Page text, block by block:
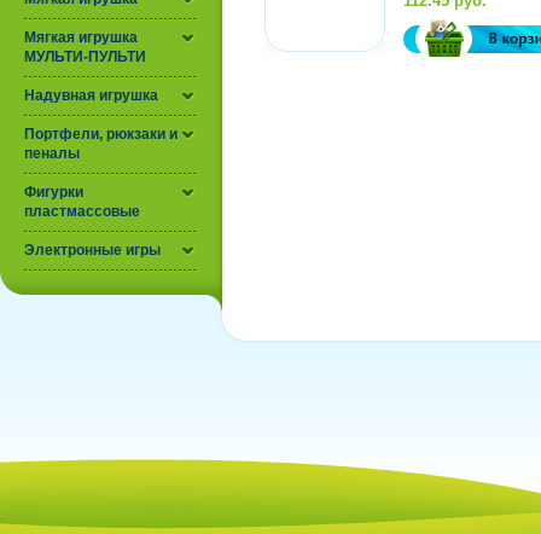
Мягкая игрушка
МУЛЬТИ-ПУЛЬТИ
Надувная игрушка
Портфели, рюкзаки и
пеналы
Фигурки
пластмассовые
Электронные игры
рамка-вкладыш и